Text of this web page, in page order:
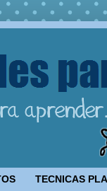
TECNICAS